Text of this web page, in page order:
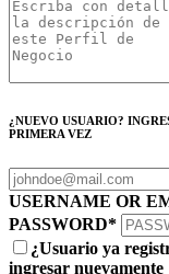
¿NUEVO USUARIO?
PRIMERA VEZ
USERNAME OR
PASSWORD*
¿Usuario ya
ingresar nuevamente